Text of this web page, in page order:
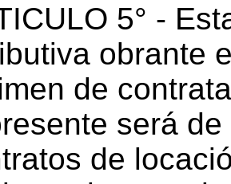
5° -
obrante
de
será
de